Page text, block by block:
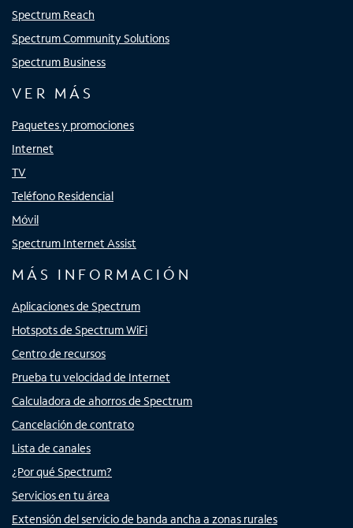
Spectrum Reach
Spectrum Community Solutions
Spectrum Business
VER MÁS
Paquetes y promociones
Internet
TV
Teléfono Residencial
Móvil
Spectrum Internet Assist
MÁS INFORMACIÓN
Aplicaciones de Spectrum
Hotspots de Spectrum WiFi
Centro de recursos
Prueba tu velocidad de Internet
Calculadora de ahorros de Spectrum
Cancelación de contrato
Lista de canales
¿Por qué Spectrum?
Servicios en tu área
Extensión del servicio de banda ancha a zonas rurales